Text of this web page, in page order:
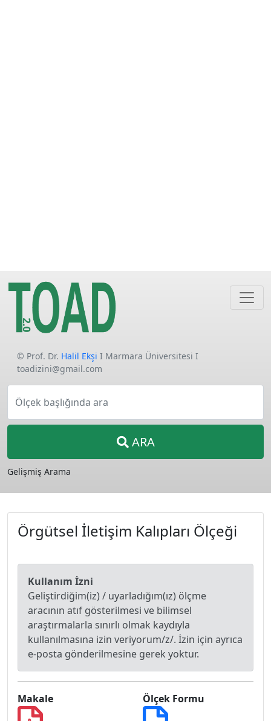
© Prof. Dr. Halil Ekşi I Marmara Üniversitesi I
toadizini@gmail.com
Ölçek başlığında ara
ARA
Gelişmiş Arama
Örgütsel İletişim Kalıpları Ölçeği
Kullanım İzni
Geliştirdiğim(iz) / uyarladığım(ız) ölçme
aracının atıf gösterilmesi ve bilimsel
araştırmalarla sınırlı olmak kaydıyla
kullanılmasına izin veriyorum/z/. İzin için ayrıca
e-posta gönderilmesine gerek yoktur.
Makale Ölçek Formu